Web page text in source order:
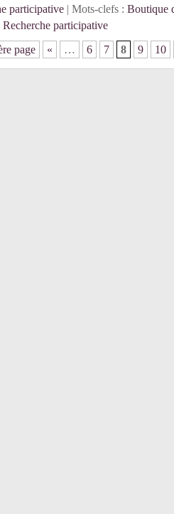
participative | Mots-clefs : Boutique
Recherche participative
page « … 6 7 8 9 10